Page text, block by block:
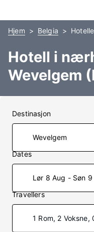
Hjem Belgia
Hotell i
Wevelgem
Destinasjon
Dates
Lør 8 Aug - Søn 9
Travellers
1 Rom, 2 Voksne,